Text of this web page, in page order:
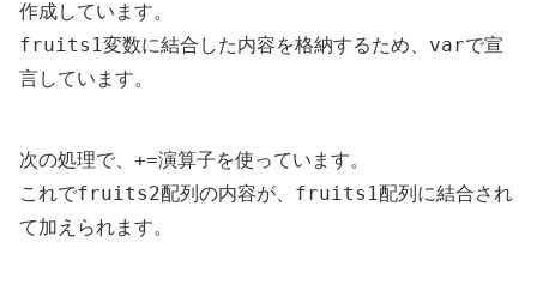
作成しています。
fruits1変数に結合した内容を格納するため、 varで宣
言しています。
次の処理で、 +=演算子を使っています。
これでfruits2配列の内容が、 fruits1配列に結合され
て加えられます。